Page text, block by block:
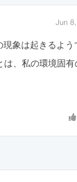
Jun
象は起きるよう
、私の環境固有